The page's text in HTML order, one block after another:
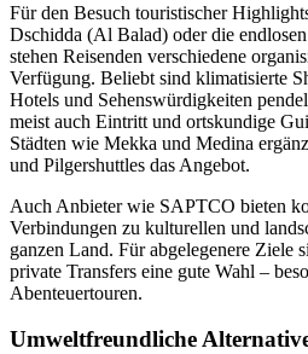
Für den Besuch touristischer
Dschidda (Al Balad) oder die
stehen Reisenden verschiedene
Verfügung. Beliebt sind klimatisierte
Hotels und Sehenswürdigkeiten
meist auch Eintritt und ortskundige
Städten wie Mekka und Medina
und Pilgershuttles das Angebot.
Auch Anbieter wie SAPTCO bieten
Verbindungen zu kulturellen und
ganzen Land. Für abgelegenere Ziele
private Transfers eine gute Wahl –
Abenteuertouren.
Umweltfreundliche